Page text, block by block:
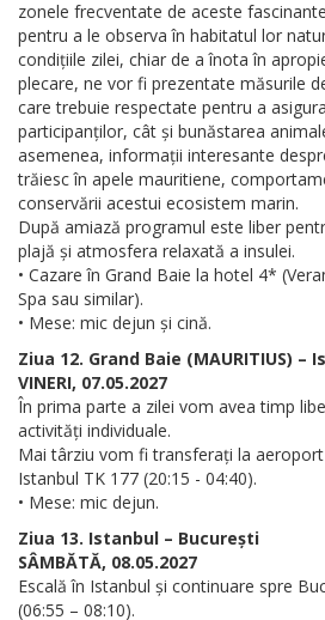
zonele frecventate de aceste
pentru a le observa în habitatul lor
condițiile zilei, chiar de a înota în
plecare, ne vor fi prezentate măsurile
care trebuie respectate pentru a
participanților, cât și bunăstarea
asemenea, informații interesante
trăiesc în apele mauritiene,
conservării acestui ecosistem marin.
După amiază programul este liber
plajă și atmosfera relaxată a insulei.
• Cazare în Grand Baie la hotel 4*
Spa sau similar).
• Mese: mic dejun și cină.
Ziua 12. Grand Baie (MAURITIUS) –
VINERI, 07.05.2027
În prima parte a zilei vom avea timp
activități individuale.
Mai târziu vom fi transferați la
Istanbul TK 177 (20:15 - 04:40).
• Mese: mic dejun.
Ziua 13. Istanbul – București
SÂMBĂTĂ, 08.05.2027
Escală în Istanbul și continuare spre
(06:55 – 08:10).